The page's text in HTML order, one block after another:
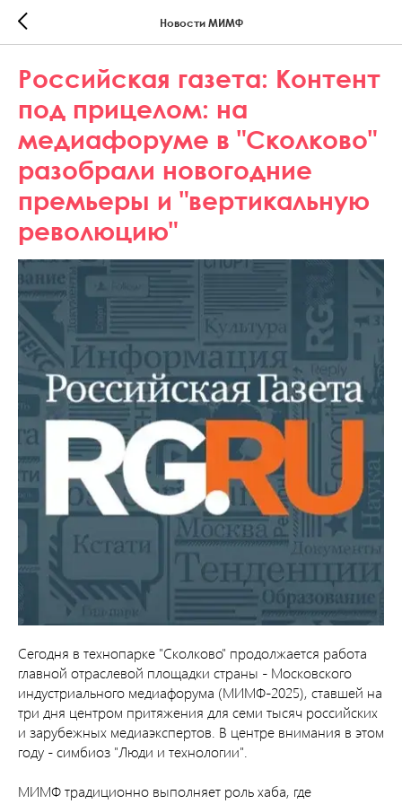
Новости МИМФ
Российская газета: Контент
под прицелом: на
медиафоруме в "Сколково"
разобрали новогодние
премьеры и "вертикальную
революцию"
Сегодня в технопарке "Сколково" продолжается работа
главной отраслевой площадки страны - Московского
индустриального медиафорума (МИМФ-2025), ставшей на
три дня центром притяжения для семи тысяч российских
и зарубежных медиаэкспертов. В центре внимания в этом
году - симбиоз "Люди и технологии".
МИМФ традиционно выполняет роль хаба, где